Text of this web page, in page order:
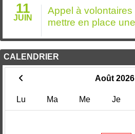
11
JUIN
Appel à
mettre en place
CALENDRIER
Août 2026
Lu Ma Me Je